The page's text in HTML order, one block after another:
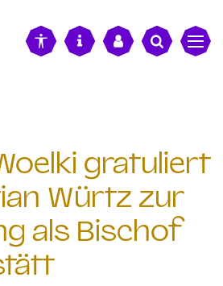
gratuliert
Würtz zur
als Bischof